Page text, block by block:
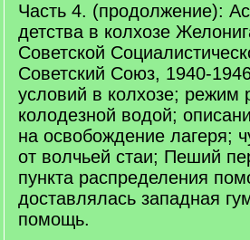
Часть 4. (продолжение):
детства в колхозе
Советской
Советский Союз, 1940-
условий в колхозе; режим
колодезной водой;
на освобождение лагеря;
от волчьей стаи; Пеший
пункта распределения
доставлялась западная
помощь.